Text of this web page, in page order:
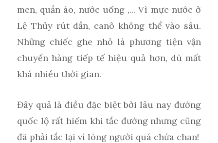
men, quần áo, nước uống ,... Vì mực nước ở
Lệ Thủy rút dần, canô không thể vào sâu.
Những chiếc ghe nhỏ là phương tiện vận
chuyển hàng tiếp tế hiệu quả hơn, dù mất
khá nhiều thời gian.
Đây quả là điều đặc biệt bởi lâu nay đường
quốc lộ rất hiếm khi tắc đường nhưng cũng
đã phải tắc lại vì lòng người quá chứa chan!